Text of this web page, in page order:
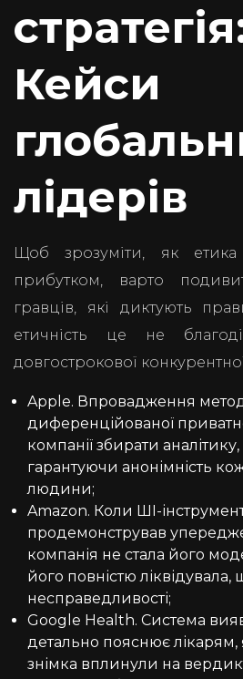
Кейси
лідерів
Щоб зрозуміти, як етика
прибутком, варто
гравців, які диктують
етичність це не
довгострокової
Apple. Впровадження
диференційованої
компанії збирати
гарантуючи анонімність
людини;
Amazon. Коли ШІ-
продемонстрував
компанія не стала його
його повністю
несправедливості;
Google Health. Система
детально пояснює лікарям,
знімка вплинули на